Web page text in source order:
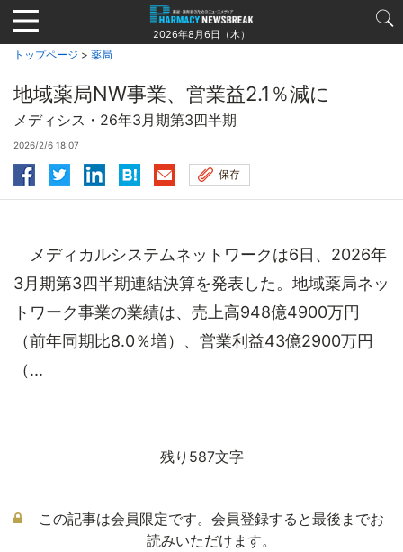
Jump
to
navigation
2026年8月6日（木）
トップページ > 薬局
地域薬局NW事業、営業益2.1％減に
メディシス・26年3月期第3四半期
2026/2/6 18:07
保存
メディカルシステムネットワークは6日、2026年
3月期第3四半期連結決算を発表した。地域薬局ネッ
トワーク事業の業績は、売上高948億4900万円
（前年同期比8.0％増）、営業利益43億2900万円
（...
残り587文字
この記事は会員限定です。会員登録すると最後までお
読みいただけます。